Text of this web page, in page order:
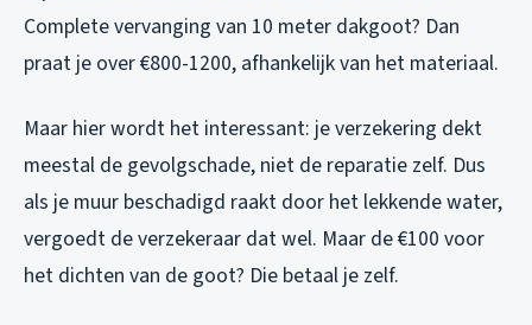
Complete vervanging van 10 meter dakgoot? Dan
praat je over €800-1200, afhankelijk van het materiaal.
Maar hier wordt het interessant: je verzekering dekt
meestal de gevolgschade, niet de reparatie zelf. Dus
als je muur beschadigd raakt door het lekkende water,
vergoedt de verzekeraar dat wel. Maar de €100 voor
het dichten van de goot? Die betaal je zelf.